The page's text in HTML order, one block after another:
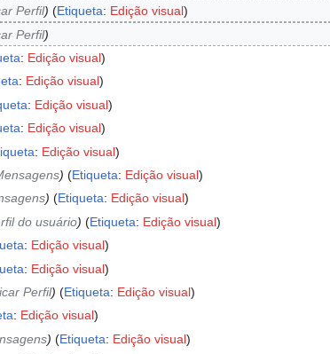
Perfil Etiqueta: Edição visual
Perfil
: Edição visual
: Edição visual
: Edição visual
: Edição visual
: Edição visual
Etiqueta: Edição visual
Etiqueta: Edição visual
do usuário Etiqueta: Edição visual
: Edição visual
: Edição visual
Perfil Etiqueta: Edição visual
: Edição visual
Etiqueta: Edição visual